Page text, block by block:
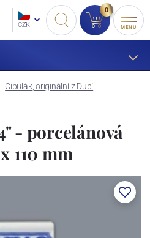
CZK
0
MENU
Cibulák, originální z Dubí
- porcelánová
110 mm